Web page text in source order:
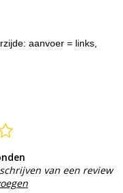
aanvoer = links,
van een review